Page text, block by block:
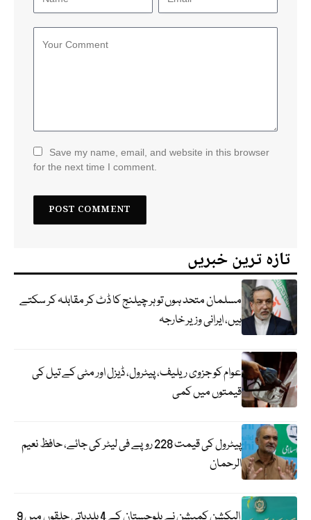
Save my name, email, and website in this browser
for the next time I comment.
تازہ ترین خبریں
مسلمان متحد ہوں تو ہر چیلنج کا ڈٹ کر مقابلہ کر سکتے
ہیں، ایرانی وزیر خارجہ
عوام کو جزوی ریلیف، پیٹرول، ڈیزل اور مٹی کے تیل کی
قیمتوں میں کمی
پیٹرول کی قیمت 228 روپے فی لیٹر کی جائے، حافظ نعیم
الرحمان